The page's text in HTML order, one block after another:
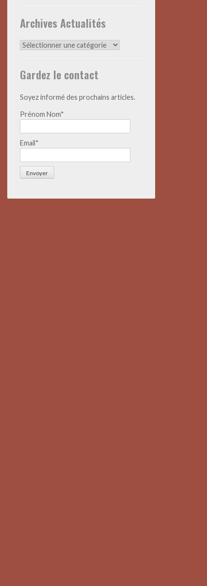
Archives Actualités
Archives
Gardez le contact
Soyez informé des prochains articles.
Prénom Nom*
Email*